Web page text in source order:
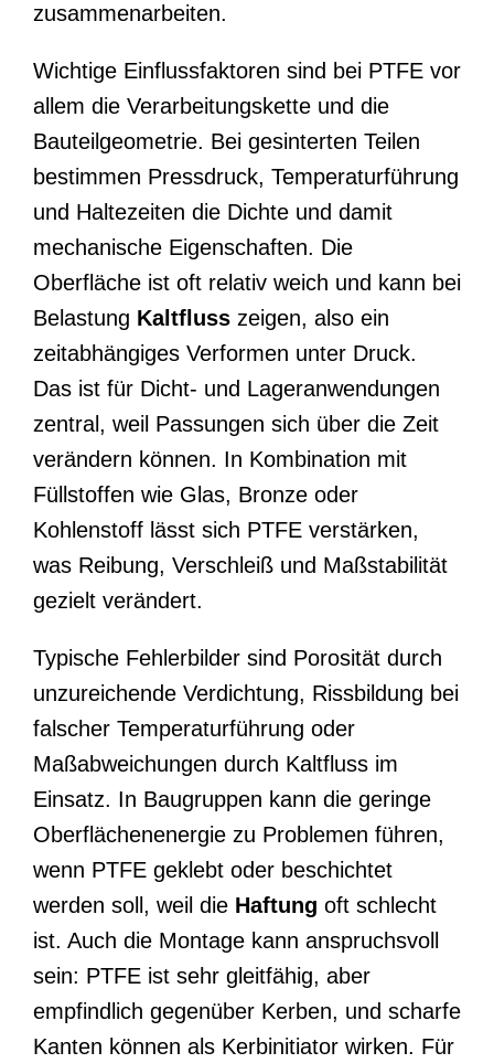
zusammenarbeiten.
Wichtige Einflussfaktoren sind bei PTFE vor
allem die Verarbeitungskette und die
Bauteilgeometrie. Bei gesinterten Teilen
bestimmen Pressdruck, Temperaturführung
und Haltezeiten die Dichte und damit
mechanische Eigenschaften. Die
Oberfläche ist oft relativ weich und kann bei
Belastung Kaltfluss zeigen, also ein
zeitabhängiges Verformen unter Druck.
Das ist für Dicht- und Lageranwendungen
zentral, weil Passungen sich über die Zeit
verändern können. In Kombination mit
Füllstoffen wie Glas, Bronze oder
Kohlenstoff lässt sich PTFE verstärken,
was Reibung, Verschleiß und Maßstabilität
gezielt verändert.
Typische Fehlerbilder sind Porosität durch
unzureichende Verdichtung, Rissbildung bei
falscher Temperaturführung oder
Maßabweichungen durch Kaltfluss im
Einsatz. In Baugruppen kann die geringe
Oberflächenenergie zu Problemen führen,
wenn PTFE geklebt oder beschichtet
werden soll, weil die Haftung oft schlecht
ist. Auch die Montage kann anspruchsvoll
sein: PTFE ist sehr gleitfähig, aber
empfindlich gegenüber Kerben, und scharfe
Kanten können als Kerbinitiator wirken. Für